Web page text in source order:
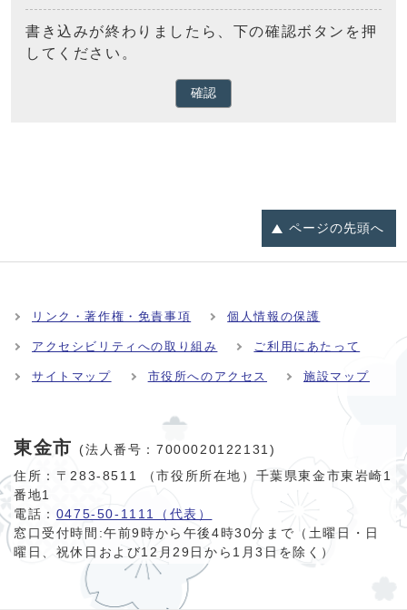
書き込みが終わりましたら、下の確認ボタンを押
してください。
確認
ページの先頭へ
リンク・著作権・免責事項 個人情報の保護
アクセシビリティへの取り組み ご利用にあたって
サイトマップ 市役所へのアクセス 施設マップ
東金市
(法人番号：7000020122131)
住所：〒283-8511 （市役所所在地）千葉県東金市東岩崎1
番地1
電話： 0475-50-1111（代表）
窓口受付時間:午前9時から午後4時30分まで（土曜日・日
曜日、祝休日および12月29日から1月3日を除く）